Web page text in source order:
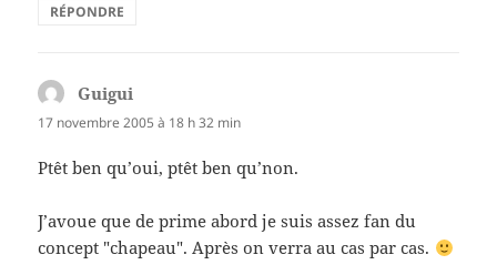
RÉPONDRE
Guigui
17 novembre 2005 à 18 h 32 min
Ptêt ben qu’oui, ptêt ben qu’non.
J’avoue que de prime abord je suis assez fan du
concept "chapeau". Après on verra au cas par cas.